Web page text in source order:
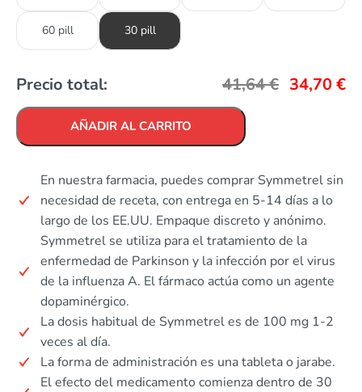
60 pill 30 pill
Precio total: 41,64€ 34,70€
AÑADIR AL CARRITO
En nuestra farmacia, puedes comprar Symmetrel sin
necesidad de receta, con entrega en 5-14 días a lo
largo de los EE.UU. Empaque discreto y anónimo.
Symmetrel se utiliza para el tratamiento de la
enfermedad de Parkinson y la infección por el virus
de la influenza A. El fármaco actúa como un agente
dopaminérgico.
La dosis habitual de Symmetrel es de 100 mg 1-2
veces al día.
La forma de administración es una tableta o jarabe.
El efecto del medicamento comienza dentro de 30